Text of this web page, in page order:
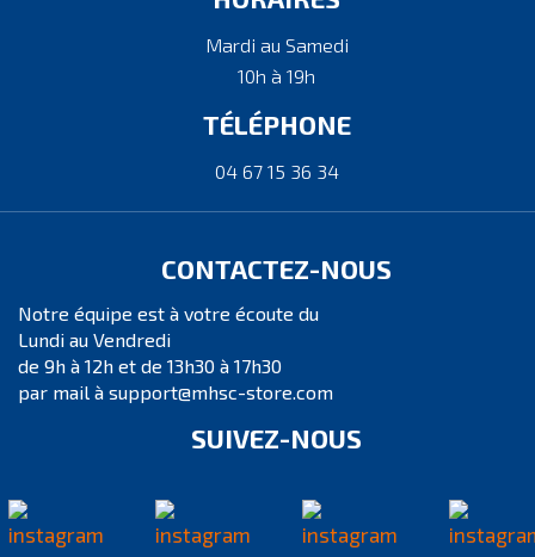
Mardi au Samedi
10h à 19h
TÉLÉPHONE
04 67 15 36 34
CONTACTEZ-NOUS
Notre équipe est à votre écoute du
Lundi au Vendredi
de 9h à 12h et de 13h30 à 17h30
par mail à support@mhsc-store.com
SUIVEZ-NOUS